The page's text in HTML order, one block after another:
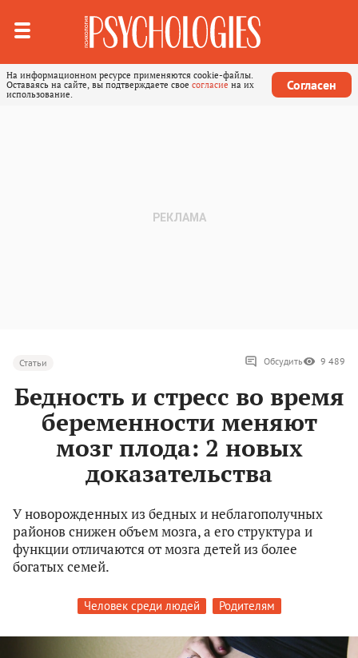
На информационном ресурсе применяются cookie-файлы.
Оставаясь на сайте, вы подтверждаете свое согласие на их
использование.
Согласен
Статьи Обсудить 9 489
Бедность и стресс во время
беременности меняют
мозг плода: 2 новых
доказательства
У новорожденных из бедных и неблагополучных
районов снижен объем мозга, а его структура и
функции отличаются от мозга детей из более
богатых семей.
Человек среди людей Родителям